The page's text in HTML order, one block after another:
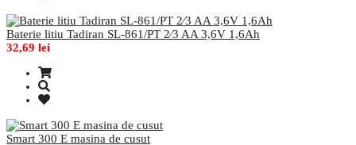
Baterie litiu Tadiran SL-861/PT 2⁄3 AA 3,6V 1,6Ah
32,69 lei
Smart 300 E masina de cusut